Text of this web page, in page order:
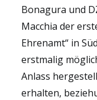
Bonagura und
Macchia der
Ehrenamt“ in
erstmalig
Anlass
erhalten,